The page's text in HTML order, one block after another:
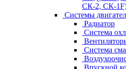
СК-2, СК-
Системы
Радиатор
Система
Система
Впускной